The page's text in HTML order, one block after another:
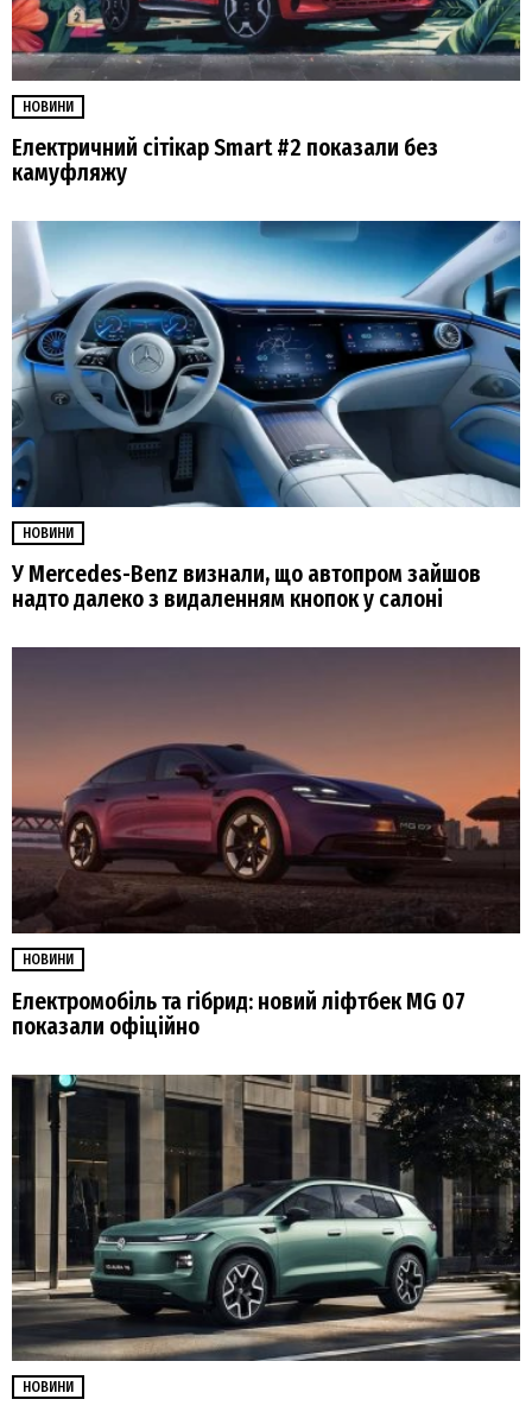
НОВИНИ
Електричний сітікар Smart #2 показали без
камуфляжу
НОВИНИ
У Mercedes-Benz визнали, що автопром зайшов
надто далеко з видаленням кнопок у салоні
НОВИНИ
Електромобіль та гібрид: новий ліфтбек MG 07
показали офіційно
НОВИНИ